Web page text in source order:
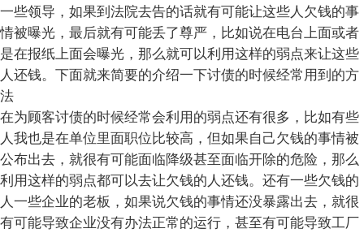
一些领导，如果到法院去告的话就有可能让这些人欠钱的事
情被曝光，最后就有可能丢了尊严，比如说在电台上面或者
是在报纸上面会曝光，那么就可以利用这样的弱点来让这些
人还钱。下面就来简要的介绍一下讨债的时候经常用到的方
法
在为顾客讨债的时候经常会利用的弱点还有很多，比如有些
人我也是在单位里面职位比较高，但如果自己欠钱的事情被
公布出去，就很有可能面临降级甚至面临开除的危险，那么
利用这样的弱点都可以去让欠钱的人还钱。还有一些欠钱的
人一些企业的老板，如果说欠钱的事情还没暴露出去，就很
有可能导致企业没有办法正常的运行，甚至有可能导致工厂